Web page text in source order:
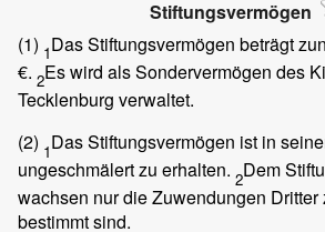
Stiftungsvermögen
(1) 1Das Stiftungsvermögen beträgt
€. 2Es wird als Sondervermögen des
Tecklenburg verwaltet.
(2) 1Das Stiftungsvermögen ist in
ungeschmälert zu erhalten. 2Dem
wachsen nur die Zuwendungen Dritter
bestimmt sind.